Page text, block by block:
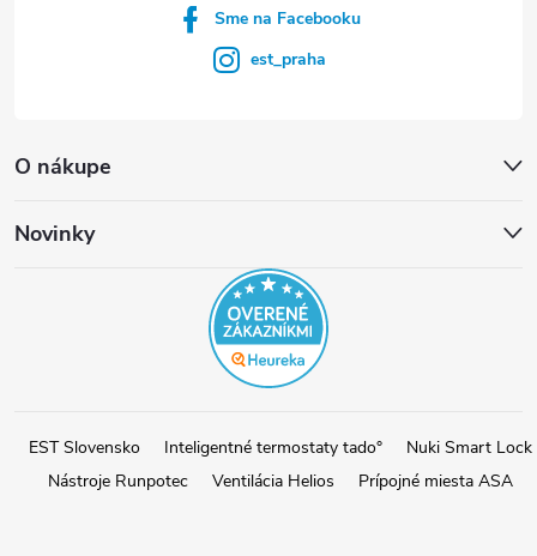
O nákupe
Novinky
Sme na Facebooku
est_praha
EST Slovensko Inteligentné termostaty tado°
Nuki Smart Lock
Nástroje Runpotec
Ventilácia Helios Prípojné miesta ASA